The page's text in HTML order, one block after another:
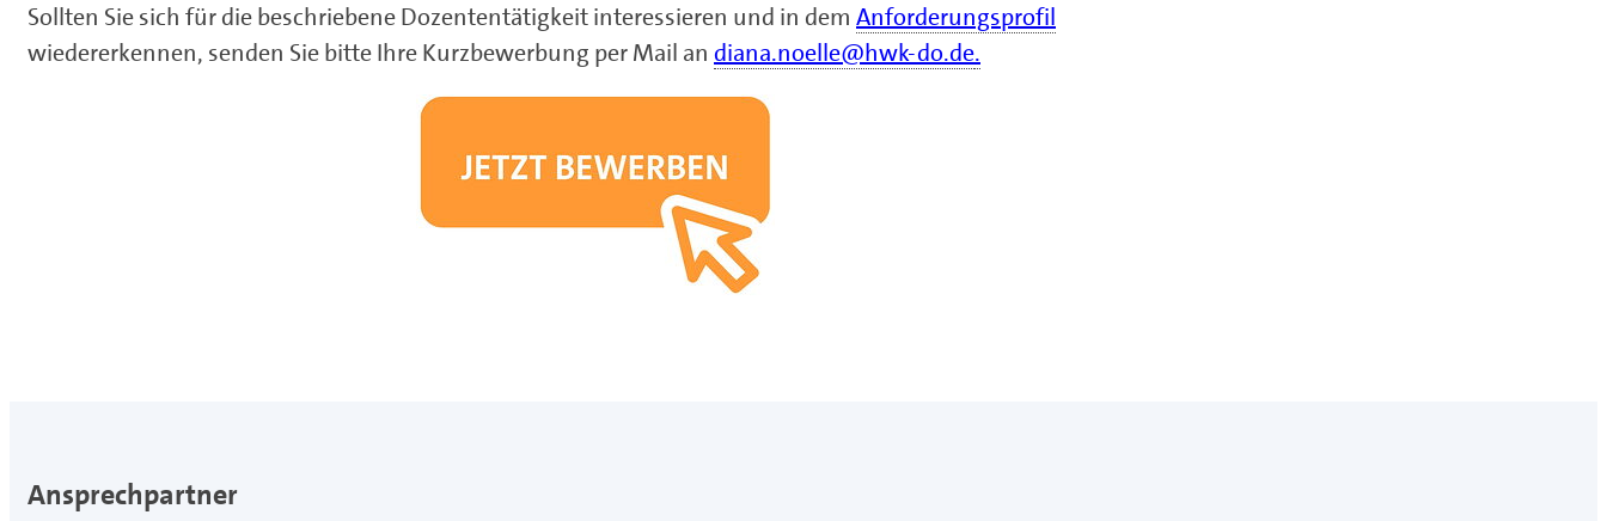
Sollten Sie sich für die beschriebene Dozententätigkeit interessieren und in dem Anforderungsprofil
wiedererkennen, senden Sie bitte Ihre Kurzbewerbung per Mail an diana.noelle@hwk-do.de.
Ansprechpartner